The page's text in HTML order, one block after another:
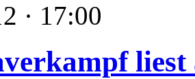
· 17:00
liest